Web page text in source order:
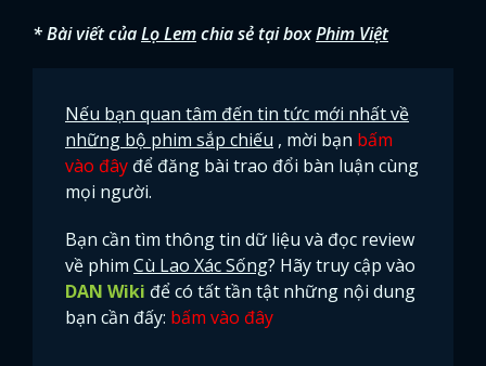
* Bài viết củaLọ Lemchia sẻ tại boxPhim Việt
Nếu bạn quan tâm đến tin tức mới nhất về
những bộ phim sắp chiếu , mời bạn bấm
vào đây để đăng bài trao đổi bàn luận cùng
mọi người.
Bạn cần tìm thông tin dữ liệu và đọc review
về phim Cù Lao Xác Sống? Hãy truy cập vào
DAN Wiki để có tất tần tật những nội dung
bạn cần đấy: bấm vào đây